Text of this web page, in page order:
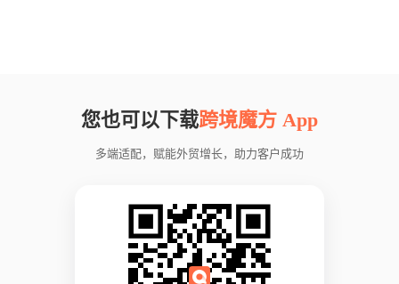
您也可以下载跨境魔方 App
多端适配，赋能外贸增长，助力客户成功